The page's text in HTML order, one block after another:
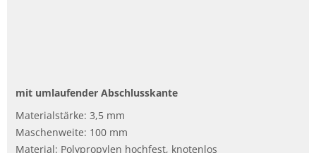
mit umlaufender Abschlusskante
Materialstärke: 3,5 mm
Maschenweite: 100 mm
Material: Polypropylen hochfest, knotenlos